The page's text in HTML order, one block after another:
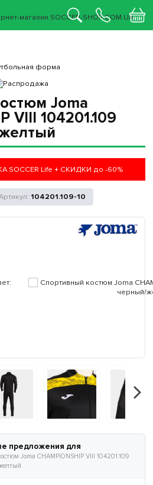
Joma
VIII 104201.109
SOCCER Life + СКИДКИ до -60%
104201.109-10
предложения для
Joma CHAMPIONSHIP VIII 104201.109